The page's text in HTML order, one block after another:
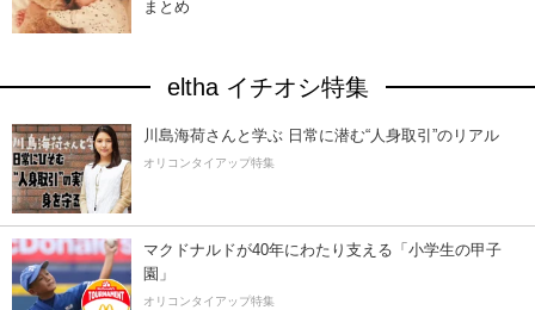
まとめ
eltha イチオシ特集
川島海荷さんと学ぶ 日常に潜む“人身取引”のリアル
オリコンタイアップ特集
マクドナルドが40年にわたり支える「小学生の甲子
園」
オリコンタイアップ特集